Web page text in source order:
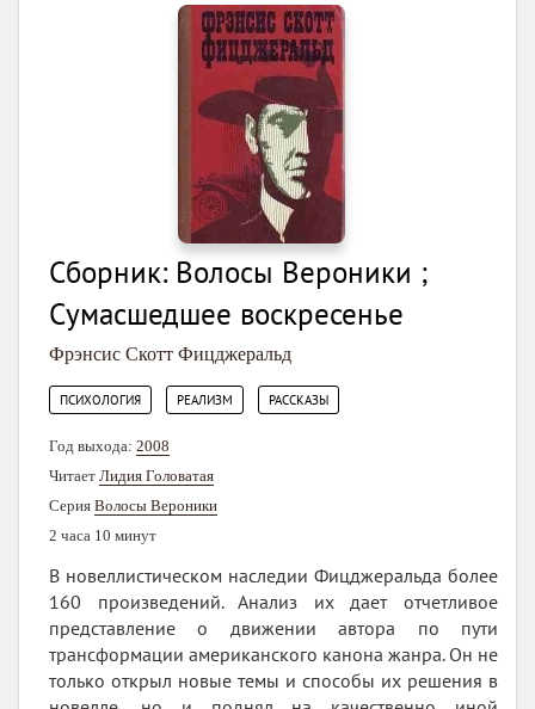
Сборник: Волосы Вероники ;
Сумасшедшее воскресенье
Фрэнсис Скотт Фицджеральд
ПСИХОЛОГИЯ РЕАЛИЗМ РАССКАЗЫ
Год выхода: 2008
Читает Лидия Головатая
Серия Волосы Вероники
2 часа 10 минут
В новеллистическом наследии Фицджеральда более
160 произведений. Анализ их дает отчетливое
представление о движении автора по пути
трансформации американского канона жанра. Он не
только открыл новые темы и способы их решения в